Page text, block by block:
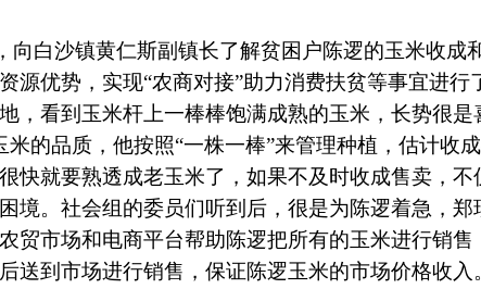
向白沙镇黄仁斯副镇长了解贫困户陈逻的玉米收成
源优势，实现“农商对接”助力消费扶贫等事宜进行
，看到玉米杆上一棒棒饱满成熟的玉米，长势很是
的品质，他按照“一株一棒”来管理种植，估计收
快就要熟透成老玉米了，如果不及时收成售卖，不
境。社会组的委员们听到后，很是为陈逻着急，郑
贸市场和电商平台帮助陈逻把所有的玉米进行销售
送到市场进行销售，保证陈逻玉米的市场价格收入